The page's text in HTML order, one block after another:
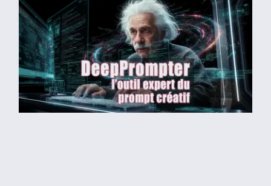
DeepPrompter: l’outil
expert du prompt créatif